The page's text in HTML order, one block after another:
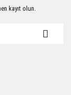
kayıt olun.